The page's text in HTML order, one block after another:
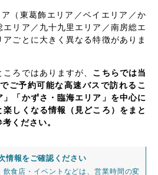
（東葛飾エリア／ベイエリア／か
リア／九十九里エリア／南房総エ
アごとに大きく異なる特徴がありま
ろではありますが、 こちらでは当
ご予約可能な高速バスで訪れるこ
」「かずさ・臨海エリア」を中心に
しくなる情報（見どころ）をまと
ください。
情報をご確認ください
食店・イベントなどは、営業時間の変